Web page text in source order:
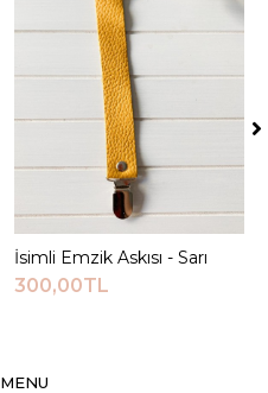
Sepete Ekle
İsimli Emzik Askısı - Sarı
300,00TL
MENU